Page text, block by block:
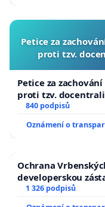
Petice za
proti tzv.
Petice za
proti tzv.
840 podpisů
Oznámení o
Ochrana
developerskou
1 326 podpisů